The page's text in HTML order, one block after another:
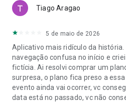
Tiago Aragao
5 de maio de 2026
Aplicativo mais ridículo da história.
navegação confusa no início e
fictícia. Ai resolvi comprar um
surpresa, o plano fica preso a
evento ainda vai ocorrer, vc
data está no passado, vc não